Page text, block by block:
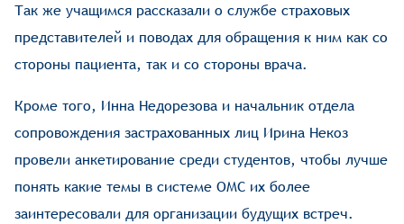
Так же учащимся рассказали о службе страховых
представителей и поводах для обращения к ним как со
стороны пациента, так и со стороны врача.
Кроме того, Инна Недорезова и начальник отдела
сопровождения застрахованных лиц Ирина Некоз
провели анкетирование среди студентов, чтобы лучше
понять какие темы в системе ОМС их более
заинтересовали для организации будущих встреч.